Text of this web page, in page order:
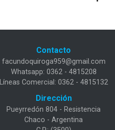
Contacto
facundoquiroga959@gmail.com
Whatsapp: 0362 - 4815208
Líneas Comercial: 0362 - 4815132
Dirección
Pueyrredón 804 - Resistencia
Chaco - Argentina